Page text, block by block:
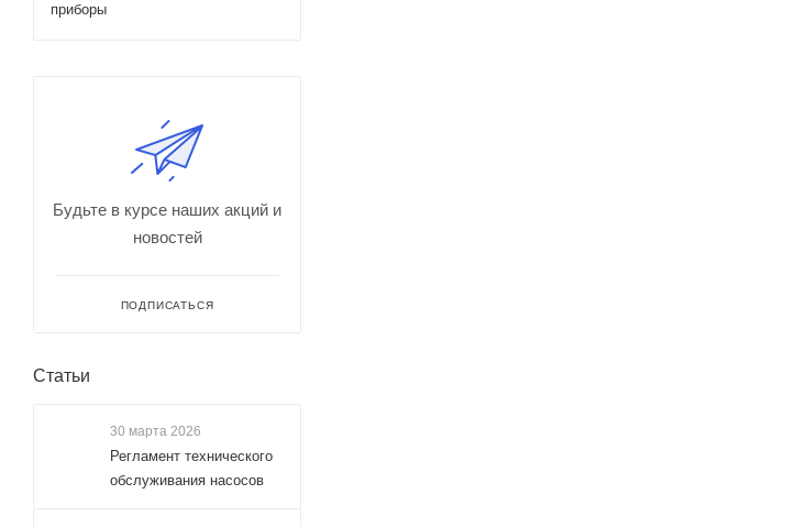
приборы
Будьте в курсе наших акций и
новостей
ПОДПИСАТЬСЯ
Статьи
30 марта 2026
Регламент технического
обслуживания насосов